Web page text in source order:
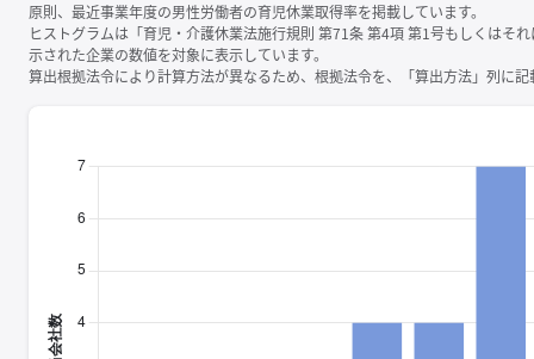
原則、最近事業年度の男性労働者の育児休業取得率を掲載しています。
ヒストグラムは「育児・介護休業法施行規則 第71条 第4項 第1号もしくはそ
示された企業の数値を対象に表示しています。
算出根拠法令により計算方法が異なるため、根拠法令を、「算出方法」列に